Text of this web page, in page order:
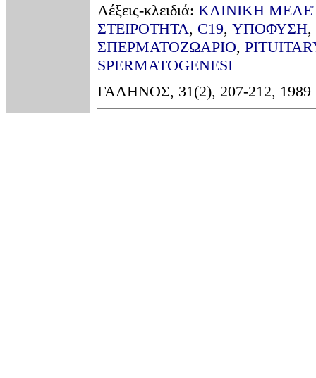
Λέξεις-κλειδιά: ΚΛΙΝΙΚΗ
ΣΤΕΙΡΟΤΗΤΑ, C19, ΥΠΟΦΥΣΗ,
ΣΠΕΡΜΑΤΟΖΩΑΡΙΟ,
SPERMATOGENESI
ΓΑΛΗΝΟΣ, 31(2), 207-212, 1989